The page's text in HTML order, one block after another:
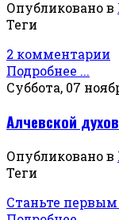
Опубликовано в
Теги
2 комментарии
Подробнее ...
Суббота, 07
Алчевской
Опубликовано в
Теги
Станьте